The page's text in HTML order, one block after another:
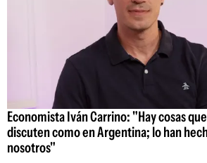
Economista Iván Carrino: "Hay cosas
discuten como en Argentina; lo han
nosotros"